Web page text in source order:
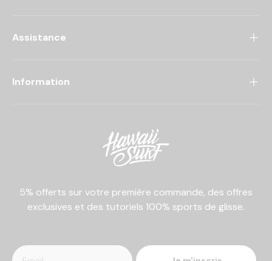
Assistance
Information
5% offerts sur votre première commande, des offres
exclusives et des tutoriels 100% sports de glisse.